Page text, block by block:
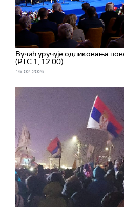
Вучић уручује одликовања
(РТС 1, 12.00)
16. 02. 2026.